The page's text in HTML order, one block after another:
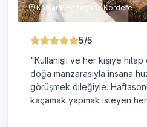
Kalkan / Bezirgan / Kördere
5/5
"Kullanışlı ve her kişiye
doğa manzarasıyla insana
görüşmek dileğiyle.
kaçamak yapmak isteyen